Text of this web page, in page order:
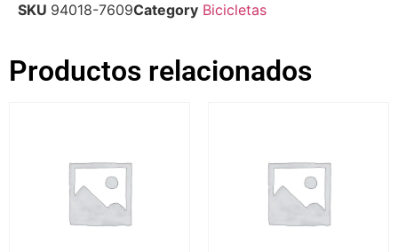
SKU 94018-7609Category Bicicletas
Productos relacionados